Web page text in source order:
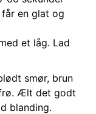
en glat og
et låg. Lad
smør, brun
Ælt det godt
blanding.